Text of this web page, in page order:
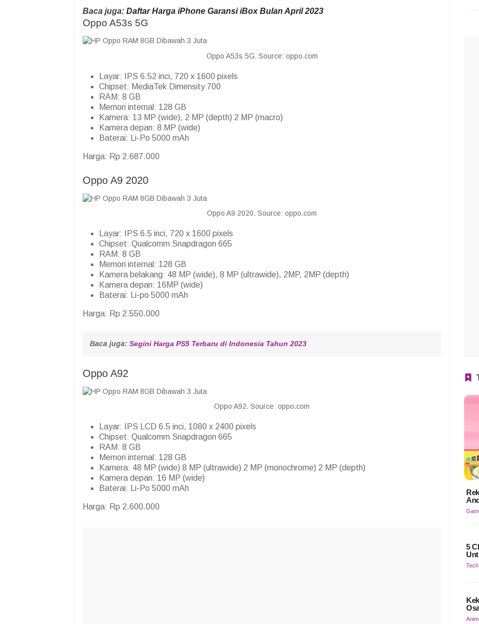
Baca juga: Daftar Harga iPhone Garansi iBox Bulan April 2023
Oppo A53s 5G
Oppo A53s 5G. Source: oppo.com
Layar: IPS 6.52 inci, 720 x 1600 pixels
Chipset: MediaTek Dimensity 700
RAM: 8 GB
Memori internal: 128 GB
Kamera: 13 MP (wide), 2 MP (depth) 2 MP (macro)
Kamera depan: 8 MP (wide)
Baterai: Li-Po 5000 mAh
Harga: Rp 2.687.000
Oppo A9 2020
Oppo A9 2020. Source: oppo.com
Layar: IPS 6.5 inci, 720 x 1600 pixels
Chipset: Qualcomm Snapdragon 665
RAM: 8 GB
Memori internal: 128 GB
Kamera belakang: 48 MP (wide), 8 MP (ultrawide), 2MP, 2MP (depth)
Kamera depan: 16MP (wide)
Baterai: Li-po 5000 mAh
Harga: Rp 2.550.000
Baca juga: Segini Harga PS5 Terbaru di Indonesia Tahun 2023
Oppo A92
Oppo A92. Source: oppo.com
Layar: IPS LCD 6.5 inci, 1080 x 2400 pixels
Chipset: Qualcomm Snapdragon 665
RAM: 8 GB
Memori internal: 128 GB
Kamera: 48 MP (wide) 8 MP (ultrawide) 2 MP (monochrome) 2 MP (depth)
Kamera depan: 16 MP (wide)
Baterai: Li-Po 5000 mAh
Harga: Rp 2.600.000
5